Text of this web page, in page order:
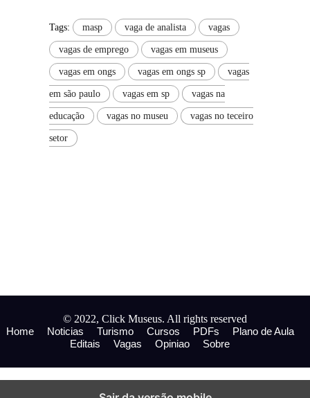
Tags: masp vaga de analista vagas
vagas de emprego vagas em museus
vagas em ongs vagas em ongs sp vagas
em são paulo vagas em sp vagas na
educação vagas no museu vagas no teceiro
setor
© 2022, Click Museus. All rights reserved
Home
Noticias Turismo Cursos PDFs
Plano de Aula
Editais
Vagas Opiniao Sobre